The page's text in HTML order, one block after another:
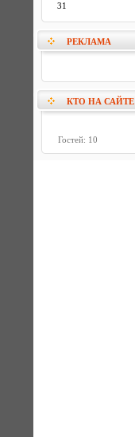
31
РЕКЛАМА
КТО НА САЙТЕ
Гостей: 10